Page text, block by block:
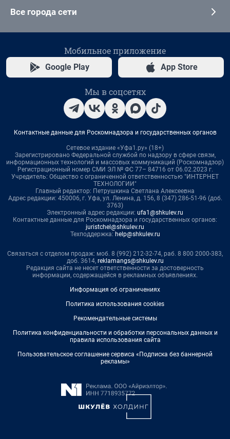
Все города сети
Мобильное приложение
Google Play App Store
Мы в соцсетях
Контактные данные для Роскомнадзора и государственных органов
Сетевое издание «Уфа1.ру» (18+)
Зарегистрировано Федеральной службой по надзору в сфере связи,
информационных технологий и массовых коммуникаций (Роскомнадзор)
Регистрационный номер СМИ ЭЛ № ФС 77– 84716 от 06.02.2023 г.
Учредитель: Общество с ограниченной ответственностью "ИНТЕРНЕТ
ТЕХНОЛОГИИ"
Главный редактор: Петрушкина Светлана Алексеевна
Адрес редакции: 450006, г. Уфа, ул. Ленина, д. 156, 8 (347) 286-51-96 (доб.
3763)
Электронный адрес редакции: ufa1@shkulev.ru
Контактные данные для Роскомнадзора и государственных органов:
juristchel@shkulev.ru
Техподдержка: help@shkulev.ru
Связаться с отделом продаж: моб. 8 (992) 212-32-74, раб. 8 800 2000-383,
доб. 3614, reklamangs@shkulev.ru
Редакция сайта не несет ответственности за достоверность
информации, содержащейся в рекламных объявлениях.
Информация об ограничениях
Политика использования cookies
Рекомендательные системы
Политика конфиденциальности и обработки персональных данных и
правила использования сайта
Пользовательское соглашение сервиса «Подписка без баннерной
рекламы»